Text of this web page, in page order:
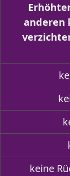
anderen
keine